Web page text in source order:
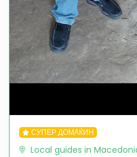
СУПЕР ДОМАЌИН
Local guides in